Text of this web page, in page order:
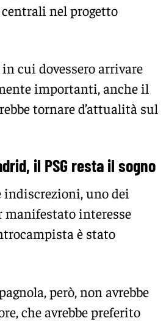
nel progetto
cui dovessero arrivare
importanti, anche il
tornare d’attualità sul
il PSG resta il sogno
indiscrezioni, uno dei
manifestato interesse
è stato
però, non avrebbe
che avrebbe preferito